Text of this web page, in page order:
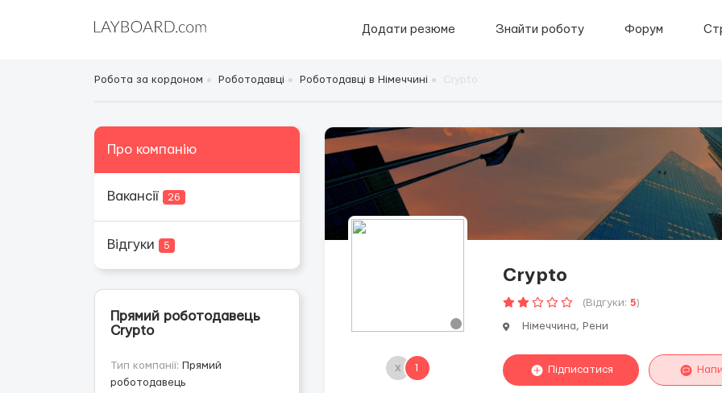
Додати резюме Знайти роботу Форум
Робота за кордоном Роботодавці Роботодавці в Німеччині
Про компанію
Вакансії 26
Відгуки 5
Прямий роботодавець
Сrypto
Тип компанії: Прямий
роботодавець
х 1
Сrypto
(Відгуки: 5)
Німеччина, Рени
Підписатися